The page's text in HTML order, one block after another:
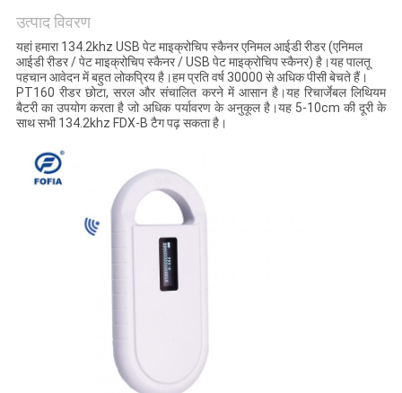
उत्पाद विवरण
यहां हमारा 134.2khz USB पेट माइक्रोचिप स्कैनर एनिमल आईडी रीडर (एनिमल
आईडी रीडर / पेट माइक्रोचिप स्कैनर / USB पेट माइक्रोचिप स्कैनर) है।यह पालतू
पहचान आवेदन में बहुत लोकप्रिय है।हम प्रति वर्ष 30000 से अधिक पीसी बेचते हैं।
PT160 रीडर छोटा, सरल और संचालित करने में आसान है।यह रिचार्जेबल लिथियम
बैटरी का उपयोग करता है जो अधिक पर्यावरण के अनुकूल है।यह 5-10cm की दूरी के
साथ सभी 134.2khz FDX-B टैग पढ़ सकता है।